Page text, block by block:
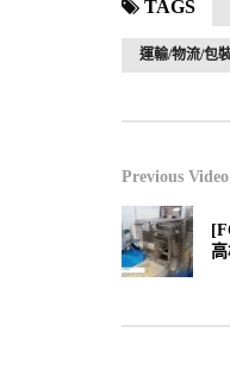
TAGS
運輸/物流/包
Previous Video